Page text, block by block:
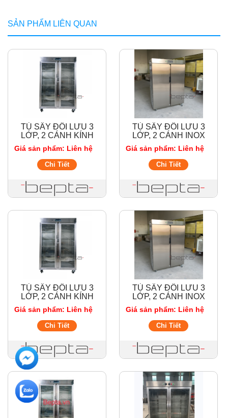
SẢN PHẨM LIÊN QUAN
TỦ SẤY ĐỐI LƯU 3
LỚP, 2 CÁNH KÍNH
1200L - 3000W, INOX
201
Giá sản phẩm: Liên hệ
Chi Tiết
TỦ SẤY ĐỐI LƯU 3
LỚP, 2 CÁNH INOX
1200L - 3000W, INOX
201
Giá sản phẩm: Liên hệ
Chi Tiết
TỦ SẤY ĐỐI LƯU 3
LỚP, 2 CÁNH KÍNH
1200L - 3000W, INOX
304
Giá sản phẩm: Liên hệ
Chi Tiết
TỦ SẤY ĐỐI LƯU 3
LỚP, 2 CÁNH INOX
1200L - 3000W, INOX
304
Giá sản phẩm: Liên hệ
Chi Tiết